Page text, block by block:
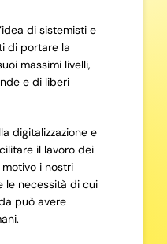
di sistemisti e
di portare la
massimi livelli,
e di liberi
digitalizzazione e
il lavoro dei
i nostri
le necessità di cui
può avere